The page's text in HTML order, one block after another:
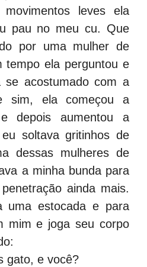
movimentos leves ela
pau no meu cu. Que
por uma mulher de
tempo ela perguntou e
se acostumado com a
sim, ela começou a
depois aumentou a
soltava gritinhos de
dessas mulheres de
a minha bunda para
ainda mais.
uma estocada e para
mim e joga seu corpo
gato, e você?